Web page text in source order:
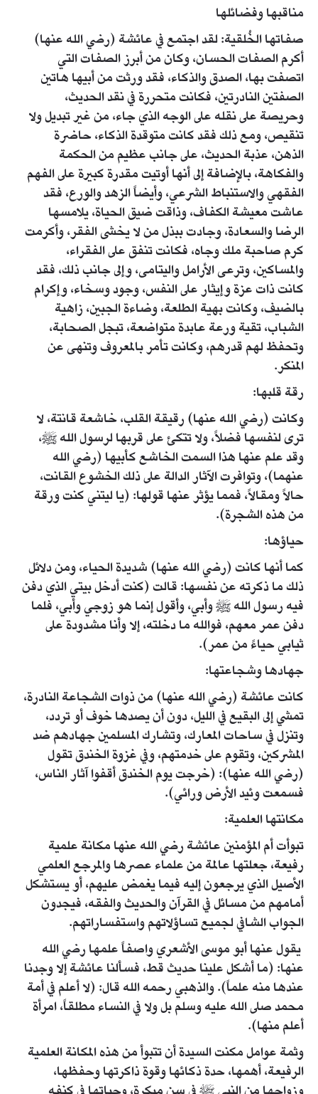
مناقبها وفضائلها
صفاتها الخُلقية: لقد اجتمع في عائشة (رضي الله عنها)
أكرم الصفات الحسان، وكان من أبرز الصفات التي
اتصفت بها، الصدق والذكاء، فقد ورثت من أبيها هاتين
الصفتين النادرتين، فكانت متحررة في نقد الحديث،
وحريصة على نقله على الوجه الذي جاء، من غير تبديل ولا
تنقيص، ومع ذلك فقد كانت متوقدة الذكاء، حاضرة
الذهن، عذبة الحديث، على جانب عظيم من الحكمة
والفكاهة، بالإضافة إلى أنها أوتيت مقدرة كبيرة على الفهم
الفقهي والاستنباط الشرعي، وأيضاً الزهد والورع، فقد
عاشت معيشة الكفاف، وذاقت ضيق الحياة، يلامسها
الرضا والسعادة، وجادت ببذل من لا يخشى الفقر، وأكرمت
كرم صاحبة ملك وجاه، فكانت تنفق على الفقراء،
والمساكين، وترعى الأرامل واليتامى، وإلى جانب ذلك، فقد
كانت ذات عزة وإيثار على النفس، وجود وسخاء، وإكرام
بالضيف، وكانت بهية الطلعة، وضاءة الجبين، زاهية
الشباب، تقية ورعة عابدة متواضعة، تبجل الصحابة،
وتحفظ لهم قدرهم، وكانت تأمر بالمعروف وتنهى عن
المنكر.
رقة قلبها:
وكانت (رضي الله عنها) رقيقة القلب، خاشعة قانتة، لا
ترى لنفسها فضلاً، ولا تتكئ على قربها لرسول الله ﷺ،
وقد علم عنها هذا السمت الخاشع كأبيها (رضي الله
عنهما)، وتوافرت الآثار الدالة على ذلك الخشوع القانت،
حالاً ومقالاً، فمما يؤثر عنها قولها: (يا ليتني كنت ورقة
من هذه الشجرة).
حياؤها:
كما أنها كانت (رضي الله عنها) شديدة الحياء، ومن دلائل
ذلك ما ذكرته عن نفسها: قالت (كنت أدخل بيتي الذي دفن
فيه رسول الله ﷺ وأبي، وأقول إنما هو زوجي وأبي، فلما
دفن عمر معهم، فوالله ما دخلته، إلا وأنا مشدودة على
ثيابي حياءً من عمر).
جهادها وشجاعتها:
كانت عائشة (رضي الله عنها) من ذوات الشجاعة النادرة،
تمشي إلى البقيع في الليل، دون أن يصدها خوف أو تردد،
وتنزل في ساحات المعارك، وتشارك المسلمين جهادهم ضد
المشركين، وتقوم على خدمتهم، وفي غزوة الخندق تقول
(رضي الله عنها): (خرجت يوم الخندق أقفوا آثار الناس،
فسمعت وئيد الأرض ورائي).
مكانتها العلمية:
تبوأت أم المؤمنين عائشة رضي الله عنها مكانة علمية
رفيعة، جعلتها عالمة من علماء عصرها والمرجع العلمي
الأصيل الذي يرجعون إليه فيما يغمض عليهم، أو يستشكل
أمامهم من مسائل في القرآن والحديث والفقه، فيجدون
الجواب الشافي لجميع تساؤلاتهم واستفساراتهم.
يقول عنها أبو موسى الأشعري واصفاً علمها رضي الله
عنها: (ما أشكل علينا حديث قط، فسألنا عائشة إلا وجدنا
عندها منه علماً). والذهبي رحمه الله قال: (لا أعلم في أمة
محمد صلى الله عليه وسلم بل ولا في النساء مطلقاً، امرأة
أعلم منها).
وثمة عوامل مكنت السيدة أن تتبوأ من هذه المكانة العلمية
الرفيعة، أهمها، حدة ذكائها وقوة ذاكرتها وحفظها،